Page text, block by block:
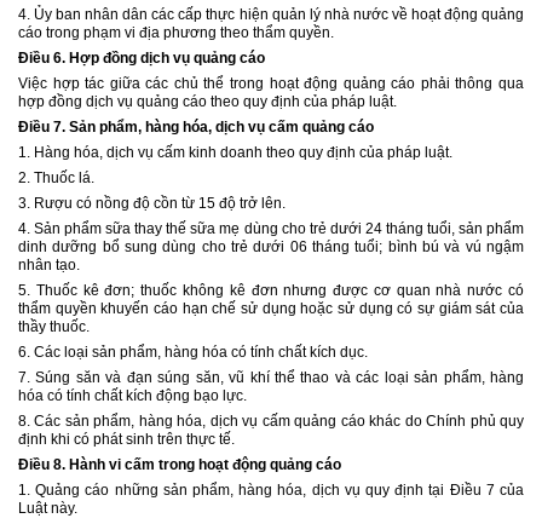
4. Ủy ban nhân dân các cấp thực hiện quản lý nhà nước về hoạt động quảng
cáo trong phạm vi địa phương theo thẩm quyền.
Điều 6. Hợp đồng dịch vụ quảng cáo
Việc hợp tác giữa các chủ thể trong hoạt động quảng cáo phải thông qua
hợp đồng dịch vụ quảng cáo theo quy định của pháp luật.
Điều 7. Sản phẩm, hàng hóa, dịch vụ cấm quảng cáo
1. Hàng hóa, dịch vụ cấm kinh doanh theo quy định của pháp luật.
2. Thuốc lá.
3. Rượu có nồng độ cồn từ 15 độ trở lên.
4. Sản phẩm sữa thay thế sữa mẹ dùng cho trẻ dưới 24 tháng tuổi, sản phẩm
dinh dưỡng bổ sung dùng cho trẻ dưới 06 tháng tuổi; bình bú và vú ngậm
nhân tạo.
5. Thuốc kê đơn; thuốc không kê đơn nhưng được cơ quan nhà nước có
thẩm quyền khuyến cáo hạn chế sử dụng hoặc sử dụng có sự giám sát của
thầy thuốc.
6. Các loại sản phẩm, hàng hóa có tính chất kích dục.
7. Súng săn và đạn súng săn, vũ khí thể thao và các loại sản phẩm, hàng
hóa có tính chất kích động bạo lực.
8. Các sản phẩm, hàng hóa, dịch vụ cấm quảng cáo khác do Chính phủ quy
định khi có phát sinh trên thực tế.
Điều 8. Hành vi cấm trong hoạt động quảng cáo
1. Quảng cáo những sản phẩm, hàng hóa, dịch vụ quy định tại Điều 7 của
Luật này.